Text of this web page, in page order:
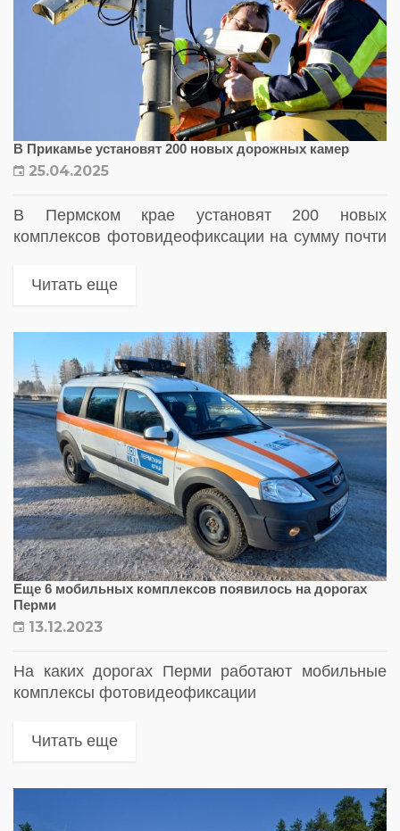
В Прикамье установят 200 новых дорожных камер
25.04.2025
В Пермском крае установят 200 новых
комплексов фотовидеофиксации на сумму почти
комплексов фотовидеофиксации в Пермском
Читать еще
Еще 6 мобильных комплексов появилось на дорогах
Перми
13.12.2023
На каких дорогах Перми работают мобильные
комплексы фотовидеофиксации
Читать еще